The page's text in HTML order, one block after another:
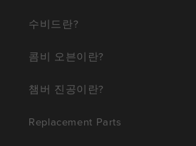
수비드란?
콤비 오븐이란?
챔버 진공이란?
Replacement Parts